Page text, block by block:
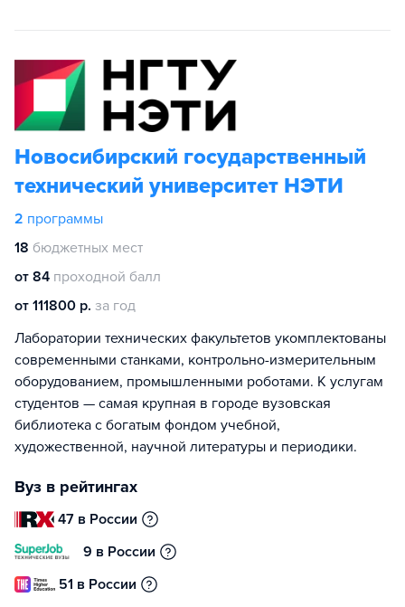
Новосибирский государственный
технический университет НЭТИ
2 программы
18 бюджетных мест
от 84 проходной балл
от 111800 р. за год
Лаборатории технических факультетов укомплектованы
современными станками, контрольно-измерительным
оборудованием, промышленными роботами. К услугам
студентов — самая крупная в городе вузовская
библиотека с богатым фондом учебной,
художественной, научной литературы и периодики.
Вуз в рейтингах
47 в России
9 в России
51 в России